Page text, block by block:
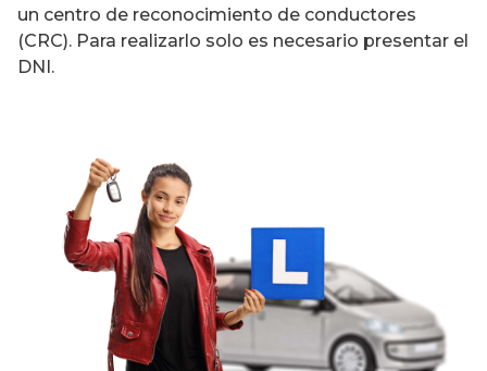
un centro de reconocimiento de conductores
(CRC). Para realizarlo solo es necesario presentar el
DNI.